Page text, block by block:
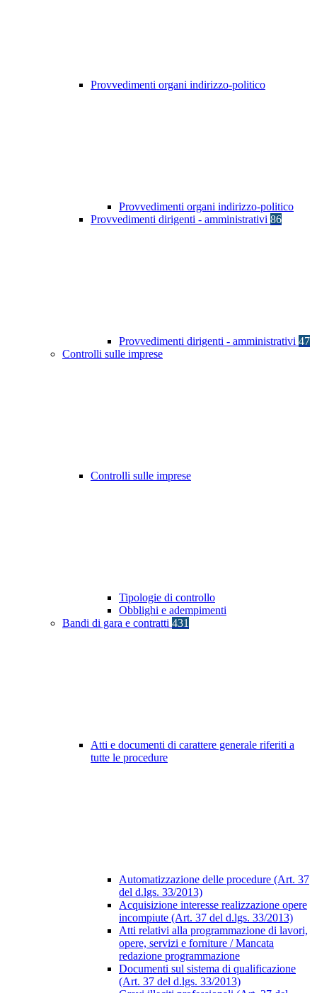
Provvedimenti organi indirizzo-politico
Provvedimenti organi indirizzo-politico
Provvedimenti dirigenti - amministrativi 86
Provvedimenti dirigenti - amministrativi 47
Controlli sulle imprese
Controlli sulle imprese
Tipologie di controllo
Obblighi e adempimenti
Bandi di gara e contratti 431
Atti e documenti di carattere generale riferiti a
tutte le procedure
Automatizzazione delle procedure (Art. 37
del d.lgs. 33/2013)
Acquisizione interesse realizzazione opere
incompiute (Art. 37 del d.lgs. 33/2013)
Atti relativi alla programmazione di lavori,
opere, servizi e forniture / Mancata
redazione programmazione
Documenti sul sistema di qualificazione
(Art. 37 del d.lgs. 33/2013)